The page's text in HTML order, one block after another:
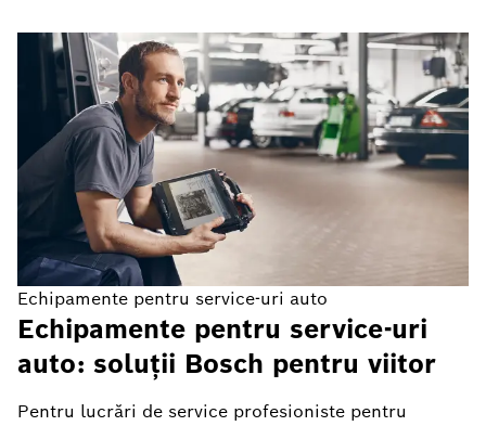
Echipamente pentru service-uri auto
Echipamente pentru service-uri
auto: soluții Bosch pentru viitor
Pentru lucrări de service profesioniste pentru